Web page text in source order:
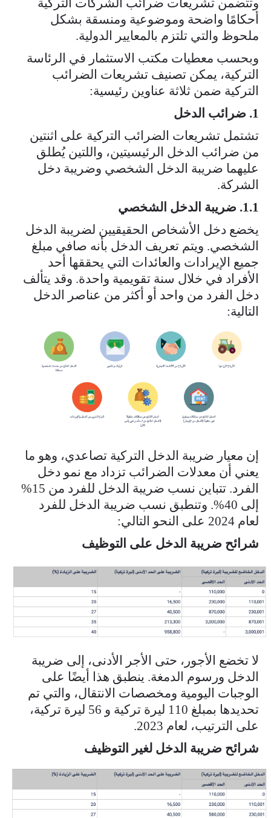
أحكامًا واضحة وموضوعية ومنسقة بشكل
ملحوظ والتي تلتزم بالمعايير الدولية.
وبحسب معطيات مكتب الاستثمار في الرئاسة
التركية، يمكن تصنيف تشريعات الضرائب
التركية ضمن ثلاثة عناوين رئيسية:
1. ضرائب الدخل
تشتمل تشريعات الضرائب التركية على اثنتين
من ضرائب الدخل الرئيسيتين، واللتين يُطلق
عليهما ضريبة الدخل الشخصي وضريبة دخل
الشركة.​
1.1. ضريبة الدخل الشخصي
يخضع دخل الأشخاص الحقيقيين لضريبة الدخل
الشخصي. ويتم تعريف الدخل بأنه صافي مبلغ
جميع الإيرادات والعائدات التي يحققها أحد
الأفراد في خلال سنة تقويمية واحدة. وقد يتألف
دخل الفرد من واحد أو أكثر من عناصر الدخل
التالية: ​
ekran_resmi_2024-11-25_21.47.03.png
إن معيار ضريبة الدخل التركية تصاعدي، وهو ما
يعني أن معدلات الضرائب تزداد مع نمو دخل
الفرد. تتباين نسب ضريبة الدخل للفرد من 15%
إلى 40%. وتنطبق نسب ضريبة الدخل للفرد
لعام 2024 على النحو التالي:
شرائح ضريبة الدخل على التوظيف
ekran_resmi_2024-11-25_21.48.26.png
لا تخضع الأجور، حتى الأجر الأدنى، إلى ضريبة
الدخل ورسوم الدمغة. ينطبق هذا أيضًا على
الوجبات اليومية ومخصصات الانتقال، والتي تم
تحديدها بمبلغ 110 ليرة تركية و 56 ليرة تركية،
على الترتيب، لعام 2023.
شرائح ضريبة الدخل لغير التوظيف
ekran_resmi_2024-11-25_21.49.22.png